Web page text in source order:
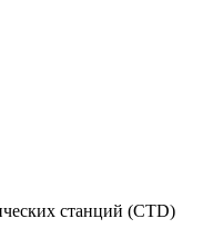
станций (CTD)